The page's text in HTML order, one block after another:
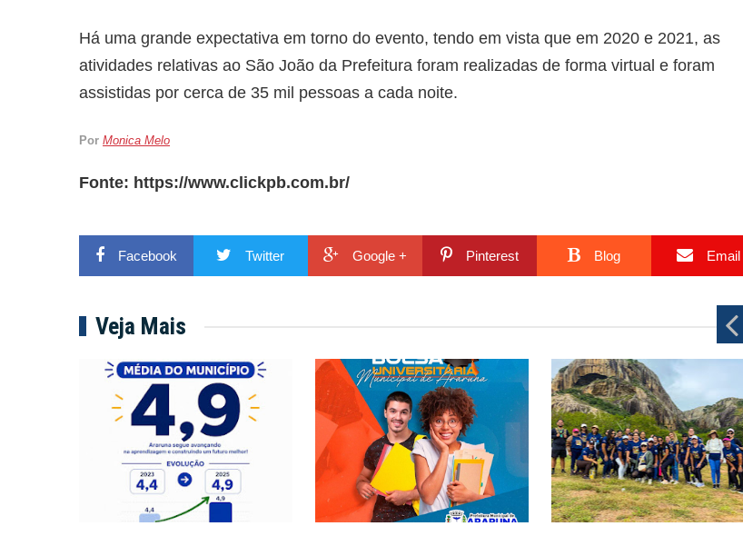
Há uma grande expectativa em torno do evento, tendo em vista que em 2020 e 2021, as
atividades relativas ao São João da Prefeitura foram realizadas de forma virtual e foram
assistidas por cerca de 35 mil pessoas a cada noite.
Por Monica Melo
Fonte: https://www.clickpb.com.br/
Facebook Twitter Google + Pinterest Blog Email
Veja Mais
P
r
e
v